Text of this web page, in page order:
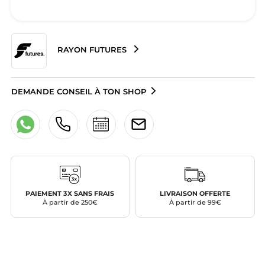
RAYON FUTURES
DEMANDE CONSEIL À TON SHOP
PAIEMENT 3X SANS FRAIS
À partir de 250€
LIVRAISON OFFERTE
À partir de 99€